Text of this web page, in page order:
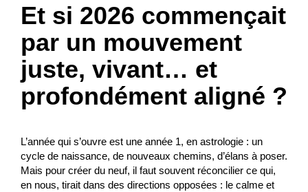
Et si 2026 commençait
par un mouvement
juste, vivant… et
profondément aligné ?
L’année qui s’ouvre est une année 1, en astrologie : un
cycle de naissance, de nouveaux chemins, d’élans à poser.
Mais pour créer du neuf, il faut souvent réconcilier ce qui,
en nous, tirait dans des directions opposées : le calme et